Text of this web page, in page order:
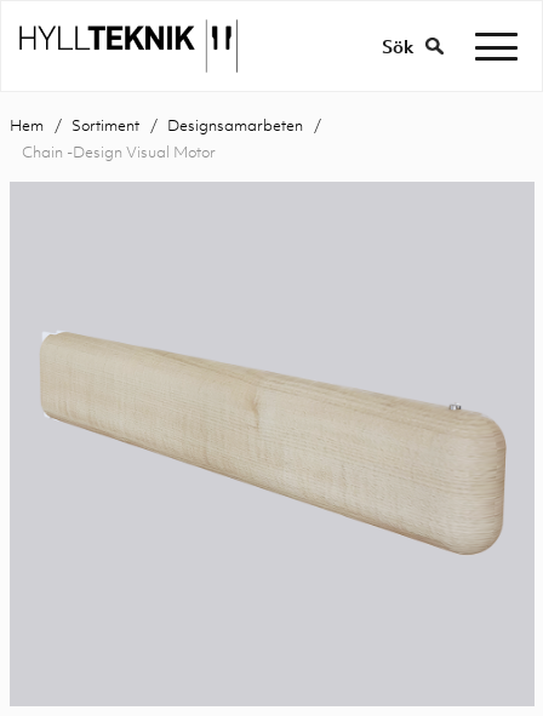
Sök
Hem Sortiment
Designsamarbeten
Chain -Design Visual Motor